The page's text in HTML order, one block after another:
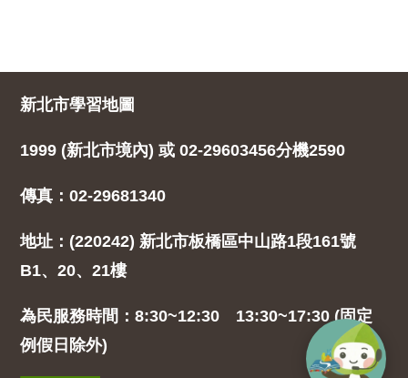
新北市學習地圖
1999 (新北市境內) 或 02-29603456分機2590
傳真：02-29681340
地址：(220242) 新北市板橋區中山路1段161號
B1、20、21樓
為民服務時間：8:30~12:30 13:30~17:30 (固定
例假日除外)